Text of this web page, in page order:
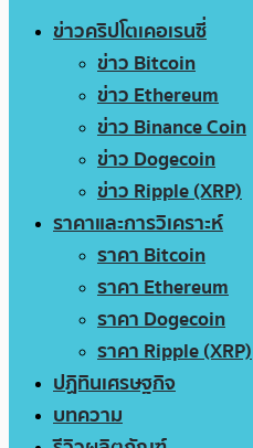
ข่าวคริปโตเคอเรนซี่
ข่าว Bitcoin
ข่าว Ethereum
ข่าว Binance Coin
ข่าว Dogecoin
ข่าว Ripple (XRP)
ราคาและการวิเคราะห์
ราคา Bitcoin
ราคา Ethereum
ราคา Dogecoin
ราคา Ripple (XRP)
ปฏิทินเศรษฐกิจ
บทความ